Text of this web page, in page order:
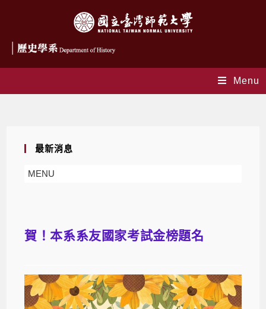
Menu
最新消息
MENU
賀！本系系友國家考試金榜題名